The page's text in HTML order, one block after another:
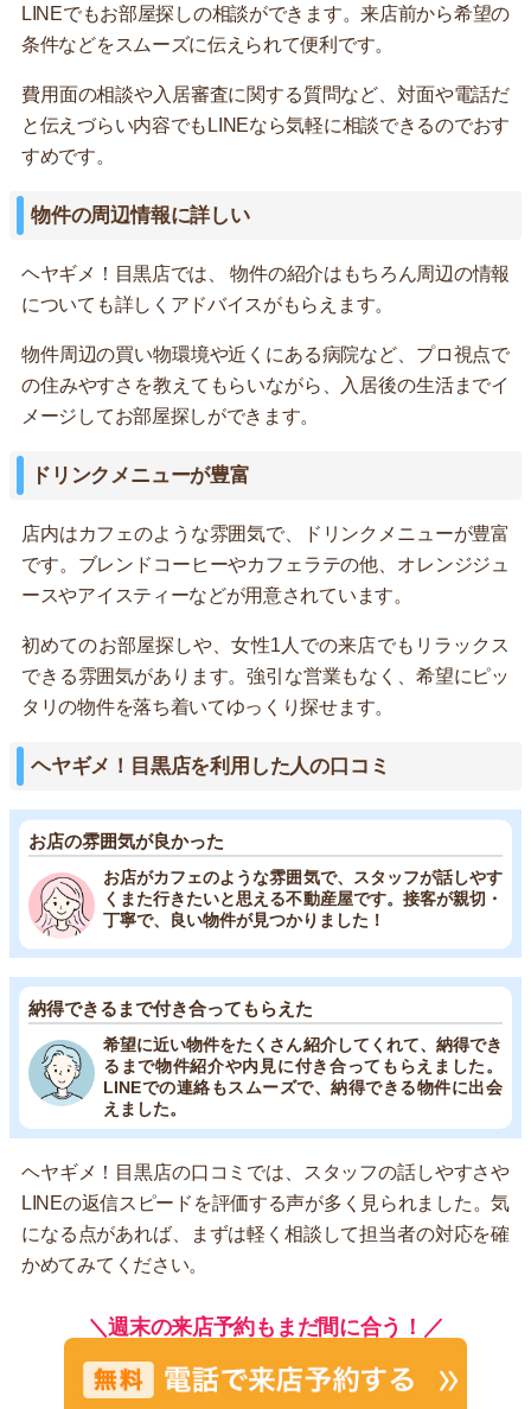
LINEでもお部屋探しの相談ができます。来店前から希望の
条件などをスムーズに伝えられて便利です。
費用面の相談や入居審査に関する質問など、対面や電話だ
と伝えづらい内容でもLINEなら気軽に相談できるのでおす
すめです。
物件の周辺情報に詳しい
ヘヤギメ！目黒店では、 物件の紹介はもちろん周辺の情報
についても詳しくアドバイスがもらえます。
物件周辺の買い物環境や近くにある病院など、プロ視点で
の住みやすさを教えてもらいながら、入居後の生活までイ
メージしてお部屋探しができます。
ドリンクメニューが豊富
店内はカフェのような雰囲気で、ドリンクメニューが豊富
です。ブレンドコーヒーやカフェラテの他、オレンジジュ
ースやアイスティーなどが用意されています。
初めてのお部屋探しや、女性1人での来店でもリラックス
できる雰囲気があります。強引な営業もなく、希望にピッ
タリの物件を落ち着いてゆっくり探せます。
ヘヤギメ！目黒店を利用した人の口コミ
お店の雰囲気が良かった
お店がカフェのような雰囲気で、スタッフが話しやす
くまた行きたいと思える不動産屋です。接客が親切・
丁寧で、良い物件が見つかりました！
納得できるまで付き合ってもらえた
希望に近い物件をたくさん紹介してくれて、納得でき
るまで物件紹介や内見に付き合ってもらえました。
LINEでの連絡もスムーズで、納得できる物件に出会
えました。
ヘヤギメ！目黒店の口コミでは、スタッフの話しやすさや
LINEの返信スピードを評価する声が多く見られました。気
になる点があれば、まずは軽く相談して担当者の対応を確
かめてみてください。
＼週末の来店予約もまだ間に合う！／